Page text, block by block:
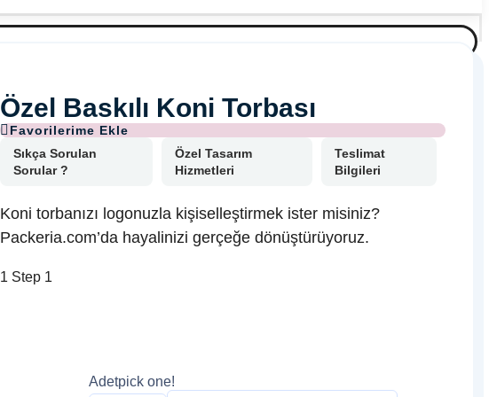
Özel Baskılı Koni Torbası
Sıkça Sorulan
Sorular ?
Özel Tasarım
Hizmetleri
Teslimat
Bilgileri
Koni torbanızı logonuzla kişiselleştirmek ister misiniz?
Packeria.com’da hayalinizi gerçeğe dönüştürüyoruz.
1 Step 1
Adetpick one!